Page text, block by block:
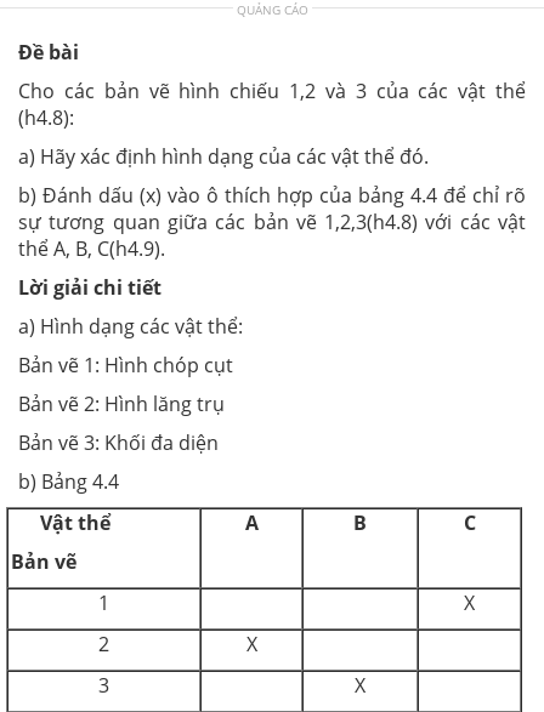
QUẢNG CÁO
Đề bài
Cho các bản vẽ hình chiếu 1,2 và 3 của các vật thể
(h4.8):
a) Hãy xác định hình dạng của các vật thể đó.
b) Đánh dấu (x) vào ô thích hợp của bảng 4.4 để chỉ rõ
sự tương quan giữa các bản vẽ 1,2,3(h4.8) với các vật
thể A, B, C(h4.9).
Lời giải chi tiết
a) Hình dạng các vật thể:
Bản vẽ 1: Hình chóp cụt
Bản vẽ 2: Hình lăng trụ
Bản vẽ 3: Khối đa diện
b) Bảng 4.4
Vật thể
Bản vẽ
A B C
1
X
2
X
3
X